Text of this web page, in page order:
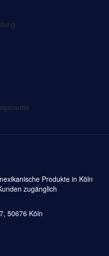
Produkte in Köln
zugänglich
50676 Köln